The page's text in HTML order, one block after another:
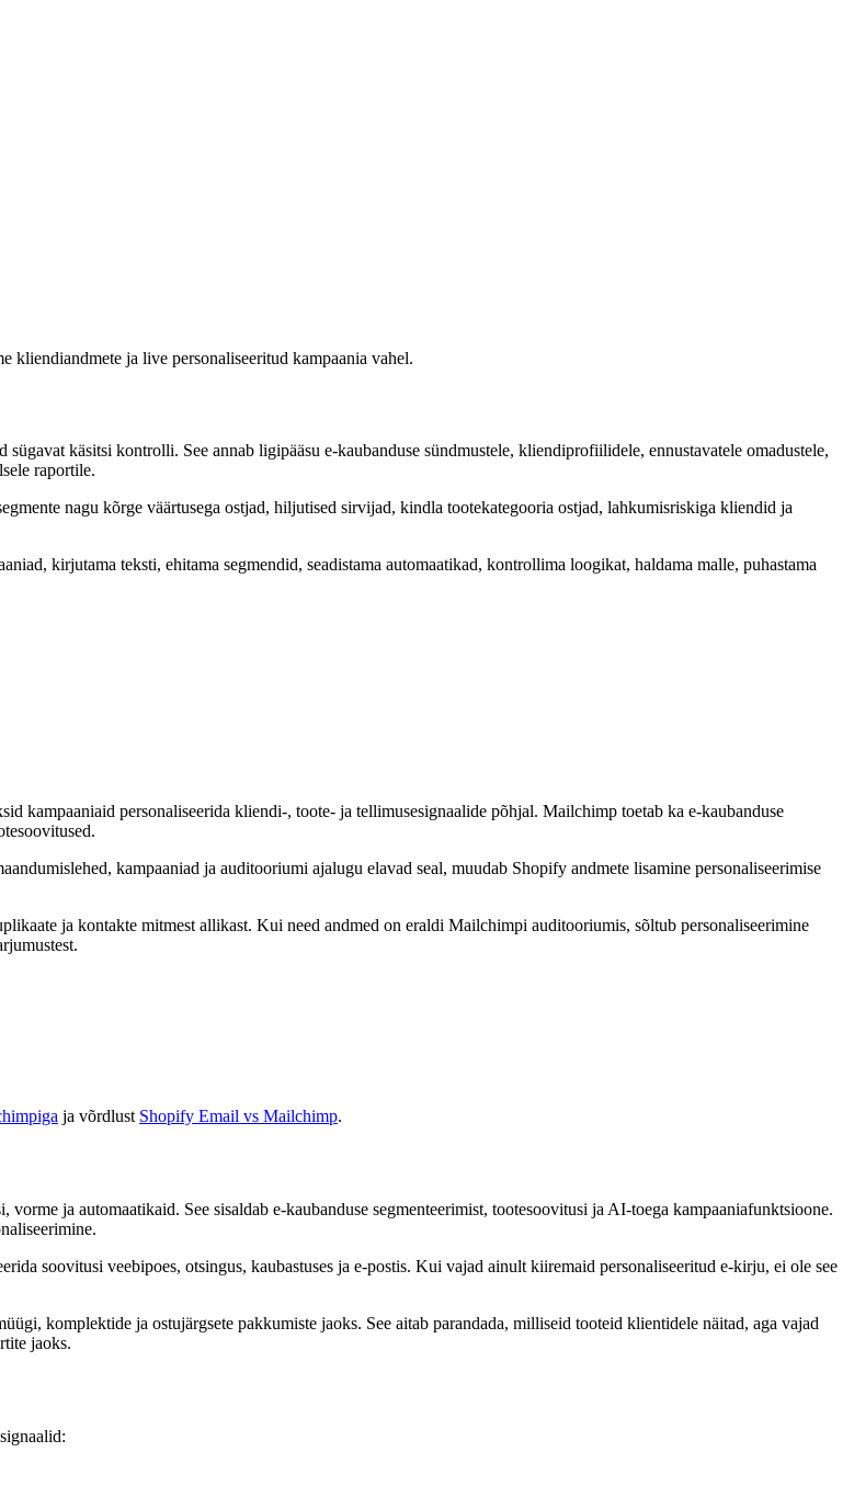
kliendiandmete ja live personaliseeritud kampaania vahel.
käsitsi kontrolli. See annab ligipääsu e-kaubanduse sündmustele, kliendiprofiilidele, ennustavatele omadustele,
raportile.
nagu kõrge väärtusega ostjad, hiljutised sirvijad, kindla tootekategooria ostjad, lahkumisriskiga kliendid ja
kirjutama teksti, ehitama segmendid, seadistama automaatikad, kontrollima loogikat, haldama malle, puhastama
kampaaniaid personaliseerida kliendi-, toote- ja tellimusesignaalide põhjal. Mailchimp toetab ka e-kaubanduse
kampaaniad ja auditooriumi ajalugu elavad seal, muudab Shopify andmete lisamine personaliseerimise
ja kontakte mitmest allikast. Kui need andmed on eraldi Mailchimpi auditooriumis, sõltub personaliseerimine
ja võrdlust Shopify Email vs Mailchimp.
ja automaatikaid. See sisaldab e-kaubanduse segmenteerimist, tootesoovitusi ja AI-toega kampaaniafunktsioone.
soovitusi veebipoes, otsingus, kaubastuses ja e-postis. Kui vajad ainult kiiremaid personaliseeritud e-kirju, ei ole see
komplektide ja ostujärgsete pakkumiste jaoks. See aitab parandada, milliseid tooteid klientidele näitad, aga vajad
jaoks.